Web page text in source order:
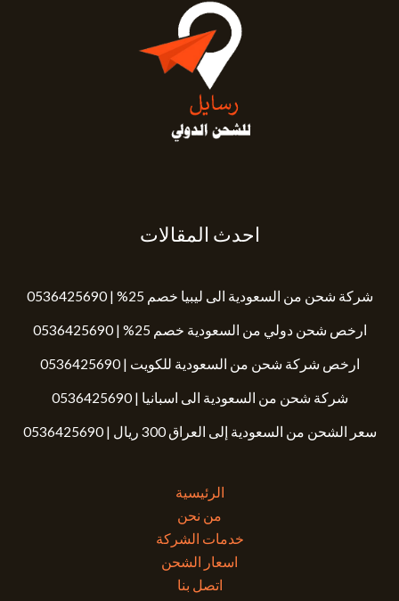
احدث المقالات
شركة شحن من السعودية الى ليبيا خصم 25% | 0536425690
ارخص شحن دولي من السعودية خصم 25% | 0536425690
ارخص شركة شحن من السعودية للكويت | 0536425690
شركة شحن من السعودية الى اسبانيا | 0536425690
سعر الشحن من السعودية إلى العراق 300 ريال | 0536425690
الرئيسية
من نحن
خدمات الشركة
اسعار الشحن
اتصل بنا